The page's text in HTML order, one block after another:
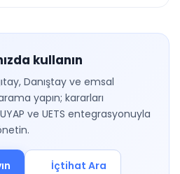
kullanın
Danıştay ve emsal
yapın; kararları
ve UETS entegrasyonuyla
İçtihat Ara